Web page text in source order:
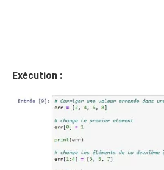
Exécution :